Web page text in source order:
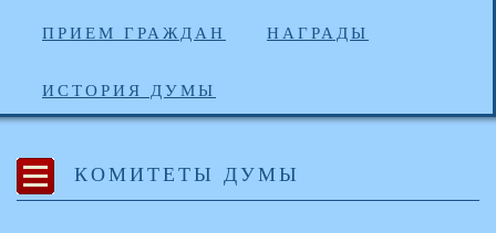
ПРИЕМ ГРАЖДАН НАГРАДЫ
ИСТОРИЯ ДУМЫ
КОМИТЕТЫ ДУМЫ